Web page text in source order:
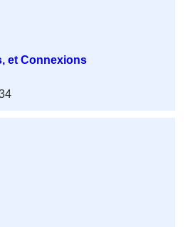
et Connexions